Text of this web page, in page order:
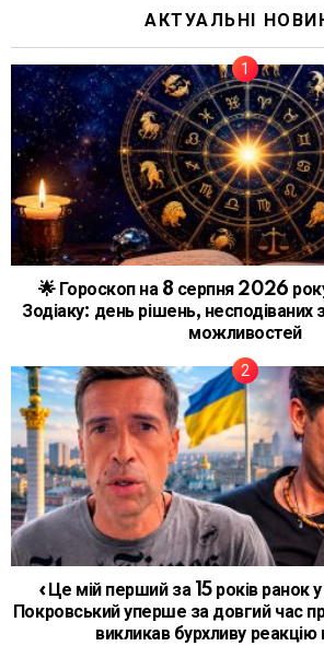
АКТУАЛЬНІ
🌟 Гороскоп на 8 серпня 2026 року
Зодіаку: день рішень, несподіваних
можливостей
«Це мій перший за 15 років ранок
Покровський уперше за довгий час
викликав бурхливу